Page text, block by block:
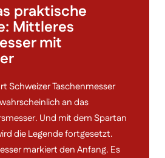
praktische
Mittleres
mit
Schweizer Taschenmesser
an das
Und mit dem Spartan
die Legende fortgesetzt.
markiert den Anfang. Es